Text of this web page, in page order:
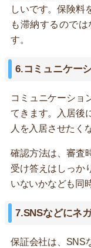
しいです。保険料
も滞納するので
す。
6.コミュニケー
コミュニケーショ
てきます。入居後
人を入居させたく
確認方法は、審査
受け答えはしっか
いないかなども同
7.SNSなどにネ
保証会社は、SNS